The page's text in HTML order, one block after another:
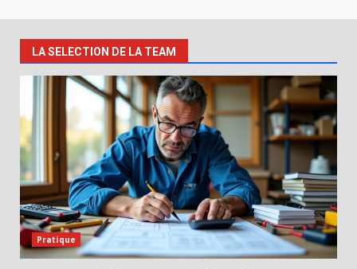
LA SELECTION DE LA TEAM
Pratique